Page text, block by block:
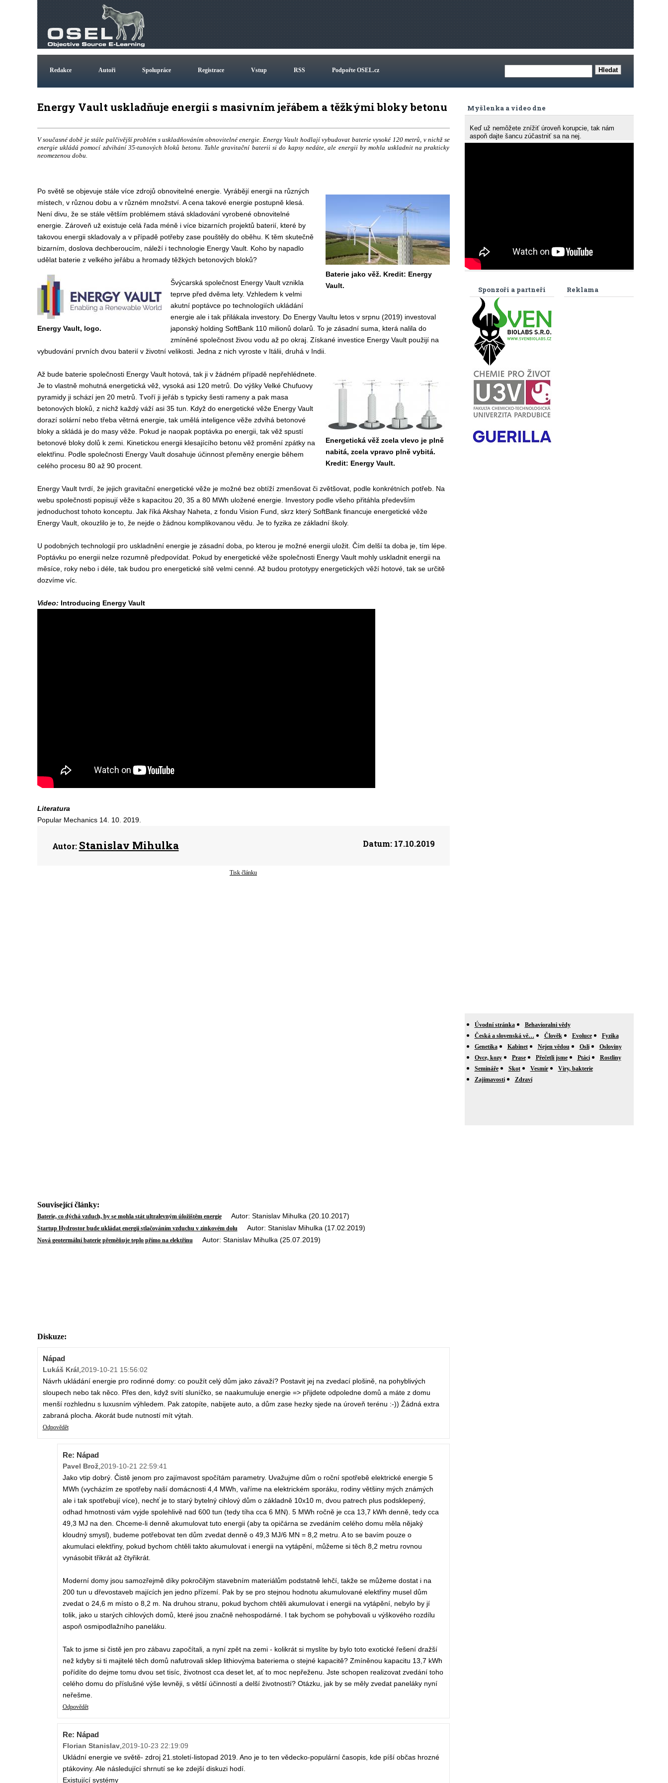
Redakce Autoři Spolupráce Registrace Vstup RSS Podpořte OSEL.cz
Energy Vault uskladňuje energii s masivním jeřábem a těžkými bloky betonu
V současné době je stále palčivější problém s uskladňováním obnovitelné energie. Energy Vault hodlají vybudovat baterie vysoké 120 metrů, v nichž se
energie ukládá pomocí zdvihání 35-tunových bloků betonu. Tuhle gravitační baterii si do kapsy nedáte, ale energii by mohla uskladnit na prakticky
neomezenou dobu.
Baterie jako věž. Kredit: Energy
Vault.
Po světě se objevuje stále více zdrojů obnovitelné energie. Vyrábějí energii na různých
místech, v různou dobu a v různém množství. A cena takové energie postupně klesá.
Není divu, že se stále větším problémem stává skladování vyrobené obnovitelné
energie. Zároveň už existuje celá řada méně i více bizarních projektů baterií, které by
takovou energii skladovaly a v případě potřeby zase pouštěly do oběhu. K těm skutečně
bizarním, doslova dechberoucím, náleží i technologie Energy Vault. Koho by napadlo
udělat baterie z velkého jeřábu a hromady těžkých betonových bloků?
Energy Vault, logo.
Švýcarská společnost Energy Vault vznikla
teprve před dvěma lety. Vzhledem k velmi
akutní poptávce po technologiích ukládání
energie ale i tak přilákala investory. Do Energy Vaultu letos v srpnu (2019) investoval
japonský holding SoftBank 110 milionů dolarů. To je zásadní suma, která nalila do
zmíněné společnost živou vodu až po okraj. Získané investice Energy Vault použijí na
vybudování prvních dvou baterií v životní velikosti. Jedna z nich vyroste v Itálii, druhá v Indii.
Energetická věž zcela vlevo je plně
nabitá, zcela vpravo plně vybitá.
Kredit: Energy Vault.
Až bude baterie společnosti Energy Vault hotová, tak ji v žádném případě nepřehlédnete.
Je to vlastně mohutná energetická věž, vysoká asi 120 metrů. Do výšky Velké Chufuovy
pyramidy ji schází jen 20 metrů. Tvoří ji jeřáb s typicky šesti rameny a pak masa
betonových bloků, z nichž každý váží asi 35 tun. Když do energetické věže Energy Vault
dorazí solární nebo třeba větrná energie, tak umělá inteligence věže zdvihá betonové
bloky a skládá je do masy věže. Pokud je naopak poptávka po energii, tak věž spustí
betonové bloky dolů k zemi. Kinetickou energii klesajícího betonu věž promění zpátky na
elektřinu. Podle společnosti Energy Vault dosahuje účinnost přeměny energie během
celého procesu 80 až 90 procent.
Energy Vault tvrdí, že jejich gravitační energetické věže je možné bez obtíží zmenšovat či zvětšovat, podle konkrétních potřeb. Na
webu společnosti popisují věže s kapacitou 20, 35 a 80 MWh uložené energie. Investory podle všeho přitáhla především
jednoduchost tohoto konceptu. Jak říká Akshay Naheta, z fondu Vision Fund, skrz který SoftBank financuje energetické věže
Energy Vault, okouzlilo je to, že nejde o žádnou komplikovanou vědu. Je to fyzika ze základní školy.
U podobných technologií pro uskladnění energie je zásadní doba, po kterou je možné energii uložit. Čím delší ta doba je, tím lépe.
Poptávku po energii nelze rozumně předpovídat. Pokud by energetické věže společnosti Energy Vault mohly uskladnit energii na
měsíce, roky nebo i déle, tak budou pro energetické sítě velmi cenné. Až budou prototypy energetických věží hotové, tak se určitě
dozvíme víc.
Video: Introducing Energy Vault
Literatura
Popular Mechanics 14. 10. 2019.
Autor: Stanislav Mihulka Datum:17.10.2019
Tisk článku
Související články:
Baterie, co dýchá vzduch, by se mohla stát ultralevným úložištěm energieAutor: Stanislav Mihulka (20.10.2017)
Startup Hydrostor bude ukládat energii stlačováním vzduchu v zinkovém dolu Autor: Stanislav Mihulka (17.02.2019)
Nová geotermální baterie přeměňuje teplo přímo na elektřinu Autor: Stanislav Mihulka (25.07.2019)
Diskuze:
Nápad
Lukáš Král,2019-10-21 15:56:02
Návrh ukládání energie pro rodinné domy: co použít celý dům jako závaží? Postavit jej na zvedací plošině, na pohyblivých
sloupech nebo tak něco. Přes den, když svítí sluníčko, se naakumuluje energie => přijdete odpoledne domů a máte z domu
menší rozhlednu s luxusním výhledem. Pak zatopíte, nabijete auto, a dům zase hezky sjede na úroveň terénu :-)) Žádná extra
zabraná plocha. Akorát bude nutností mít výtah.
Odpovědět
Re: Nápad
Pavel Brož,2019-10-21 22:59:41
Jako vtip dobrý. Čistě jenom pro zajímavost spočítám parametry. Uvažujme dům o roční spotřebě elektrické energie 5
MWh (vycházím ze spotřeby naší domácnosti 4,4 MWh, vaříme na elektrickém sporáku, rodiny většiny mých známých
ale i tak spotřebují více), nechť je to starý bytelný cihlový dům o základně 10x10 m, dvou patrech plus podsklepený,
odhad hmotnosti vám vyjde spolehlivě nad 600 tun (tedy tíha cca 6 MN). 5 MWh ročně je cca 13,7 kWh denně, tedy cca
49,3 MJ na den. Chceme-li denně akumulovat tuto energii (aby ta opičárna se zvedáním celého domu měla nějaký
kloudný smysl), budeme potřebovat ten dům zvedat denně o 49,3 MJ/6 MN = 8,2 metru. A to se bavím pouze o
akumulaci elektřiny, pokud bychom chtěli takto akumulovat i energii na vytápění, můžeme si těch 8,2 metru rovnou
vynásobit třikrát až čtyřikrát.
Moderní domy jsou samozřejmě díky pokročilým stavebním materiálům podstatně lehčí, takže se můžeme dostat i na
200 tun u dřevostaveb majících jen jedno přízemí. Pak by se pro stejnou hodnotu akumulované elektřiny musel dům
zvedat o 24,6 m místo o 8,2 m. Na druhou stranu, pokud bychom chtěli akumulovat i energii na vytápění, nebylo by jí
tolik, jako u starých cihlových domů, které jsou značně nehospodárné. I tak bychom se pohybovali u výškového rozdílu
aspoň osmipodlažního paneláku.
Tak to jsme si čistě jen pro zábavu započítali, a nyní zpět na zemi - kolikrát si myslíte by bylo toto exotické řešení dražší
než kdyby si ti majitelé těch domů nafutrovali sklep lithiovýma bateriema o stejné kapacitě? Zmíněnou kapacitu 13,7 kWh
pořídíte do dejme tomu dvou set tisíc, životnost cca deset let, ať to moc nepřeženu. Jste schopen realizovat zvedání toho
celého domu do příslušné výše levněji, s větší účinností a delší životností? Otázku, jak by se měly zvedat paneláky nyní
neřešme.
Odpovědět
Re: Nápad
Florian Stanislav,2019-10-23 22:19:09
Ukládní energie ve světě- zdroj 21.století-listopad 2019. Ano je to ten vědecko-populární časopis, kde píší občas hrozné
ptákoviny. Ale následující shrnutí se ke zdejší diskuzi hodí.
Existující systémy
Myšlenka a video dne
Keď už nemôžete znížiť úroveň korupcie, tak nám
aspoň dajte šancu zúčastniť sa na nej.
Reklama
Sponzoři a partneři
Úvodní stránka
Behavioralni vědy
Česká a slovenská vě…
Člověk Evoluce
Fyzika
Genetika
Kabinet Nejen vědou Osli
Osloviny
Ovce, kozy
Prase Přečetli jsme Ptáci
Rostliny
Semináře
Skot Vesmír
Viry, bakterie
Zajímavosti
Zdraví